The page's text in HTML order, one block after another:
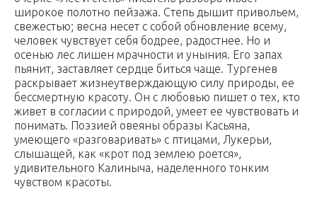
широкое полотно пейзажа. Степь дышит привольем,
свежестью; весна несет с собой обновление всему,
человек чувствует себя бодрее, радо­стнее. Но и
осенью лес лишен мрачности и уныния. Его запах
пьянит, заставляет сердце биться чаще. Тургенев
раскрывает жизнеутверждающую силу природы, ее
бессмертную красоту. Он с любовью пишет о тех, кто
живет в согласии с природой, уме­ет ее чувствовать и
понимать. Поэзией овеяны образы Касьяна,
умеющего «разговаривать» с птицами, Лукерьи,
слышащей, как «крот под землею роется»,
удивительного Калиныча, наделен­ного тонким
чувством красоты.